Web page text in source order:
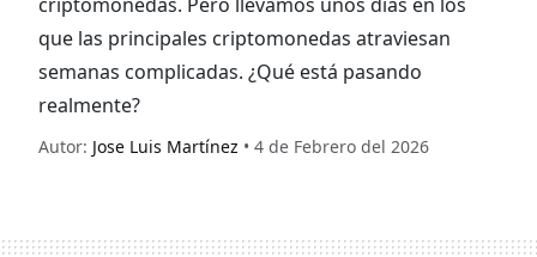
que las principales criptomonedas atraviesan
semanas complicadas. ¿Qué está pasando
realmente?
Autor: Jose Luis Martínez • 4 de Febrero del 2026